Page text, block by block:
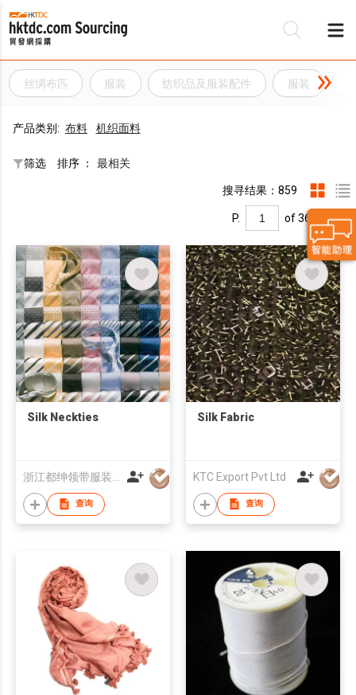
丝绸布匹 服装 纺织品及服装配件 服装
产品类别: 布料 机织面料
筛选 排序 ： 最相关
搜寻结果：859
P. of 36
Silk Neckties
查询
Silk Fabric
KTC Export Pvt Ltd
查询